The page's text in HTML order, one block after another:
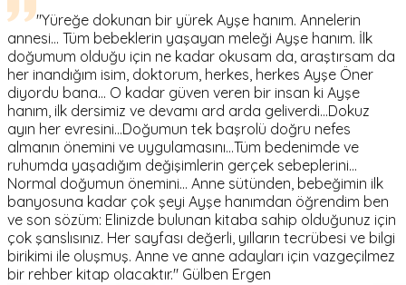
"Yüreğe dokunan bir yürek Ayşe hanım. Annelerin
annesi... Tüm bebeklerin yaşayan meleği Ayşe hanım. İlk
doğumum olduğu için ne kadar okusam da, araştırsam da
her inandığım isim, doktorum, herkes, herkes Ayşe Öner
diyordu bana... O kadar güven veren bir insan ki Ayşe
hanım, ilk dersimiz ve devamı ard arda geliverdi...Dokuz
ayın her evresini...Doğumun tek başrolü doğru nefes
almanın önemini ve uygulamasını...Tüm bedenimde ve
ruhumda yaşadığım değişimlerin gerçek sebeplerini...
Normal doğumun önemini... Anne sütünden, bebeğimin ilk
banyosuna kadar çok şeyi Ayşe hanımdan öğrendim ben
ve son sözüm: Elinizde bulunan kitaba sahip olduğunuz için
çok şanslısınız. Her sayfası değerli, yılların tecrübesi ve bilgi
birikimi ile oluşmuş. Anne ve anne adayları için vazgeçilmez
bir rehber kitap olacaktır." Gülben Ergen